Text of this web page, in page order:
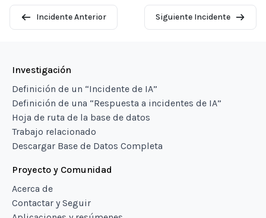
Incidente Anterior Siguiente Incidente
Investigación
Definición de un “Incidente de IA”
Definición de una “Respuesta a incidentes de IA”
Hoja de ruta de la base de datos
Trabajo relacionado
Descargar Base de Datos Completa
Proyecto y Comunidad
Acerca de
Contactar y Seguir